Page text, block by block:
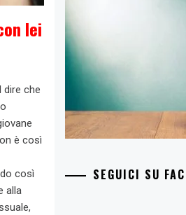
lei
dire che
è così
così
alla
SEGUICI SU